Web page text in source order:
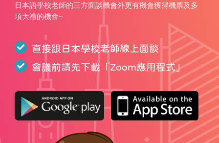
日本語學校老師的三方面談機會外更有機會獲得機票及多
項大禮的機會~
直接跟日本學校老師線上面談
會議前請先下載「 Zoom應用程式」